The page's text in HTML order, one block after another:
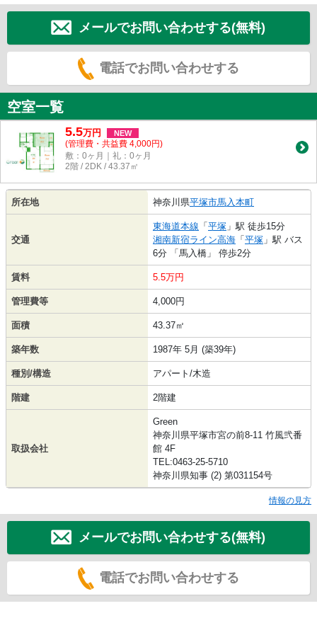
メールでお問い合わせする(無料)
電話でお問い合わせする
空室一覧
5.5万円 NEW
(管理費・共益費 4,000円)
敷：0ヶ月｜礼：0ヶ月
2階 / 2DK / 43.37㎡
所在地 神奈川県平塚市馬入本町
交通
東海道本線 「 平塚 」駅 徒歩15分
湘南新宿ライン高海 「 平塚 」駅 バス
6分 「馬入橋」 停歩2分
賃料 5.5万円
管理費等 4,000円
面積 43.37㎡
築年数 1987年 5月 (築39年)
種別/構造 アパート/木造
階建 2階建
取扱会社
Green
神奈川県平塚市宮の前8-11 竹風弐番
館 4F
TEL:0463-25-5710
神奈川県知事 (2) 第031154号
情報の見方
メールでお問い合わせする(無料)
電話でお問い合わせする